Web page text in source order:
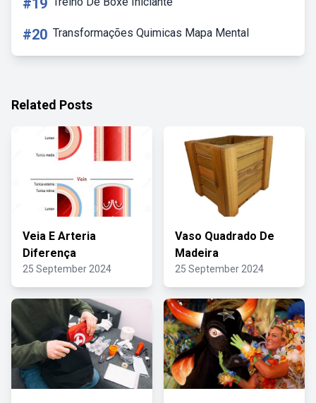
#19
#20 Transformações Quimicas Mapa Mental
Related Posts
Veia E Arteria
Diferença
25 September 2024
Vaso Quadrado De
Madeira
25 September 2024